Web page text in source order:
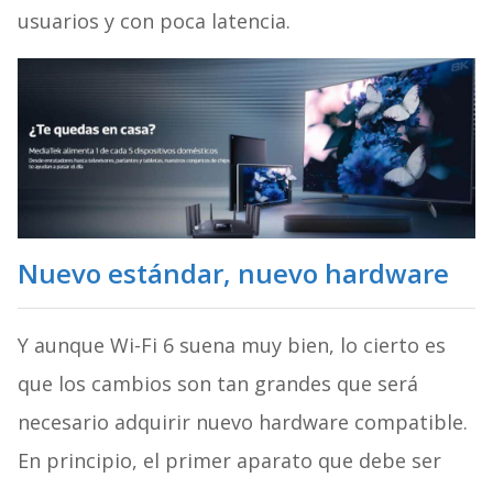
usuarios y con poca latencia.
Nuevo estándar, nuevo hardware
Y aunque Wi-Fi 6 suena muy bien, lo cierto es
que los cambios son tan grandes que será
necesario adquirir nuevo hardware compatible.
En principio, el primer aparato que debe ser